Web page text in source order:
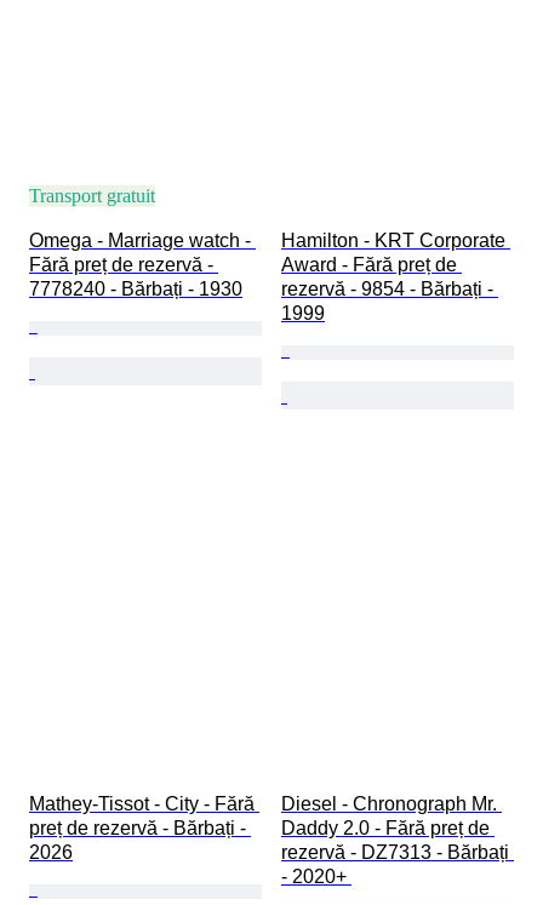
Transport gratuit
Omega - Marriage watch -
Fără preț de rezervă -
7778240 - Bărbați - 1930
Hamilton - KRT Corporate
Award - Fără preț de
rezervă - 9854 - Bărbați -
1999
Mathey-Tissot - City - Fără
preț de rezervă - Bărbați -
2026
Diesel - Chronograph Mr.
Daddy 2.0 - Fără preț de
rezervă - DZ7313 - Bărbați
- 2020+